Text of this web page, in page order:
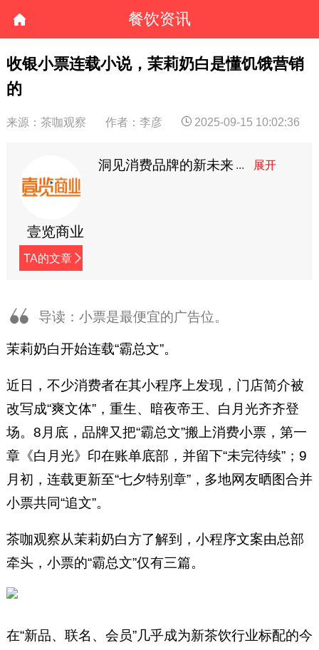
餐饮资讯
收银小票连载小说，茉莉奶白是懂饥饿营销
的
来源：茶咖观察 作者：李彦 2025-09-15 10:02:36
壹览商业
TA的文章
洞见消费品牌的新未来
导读：小票是最便宜的广告位。
茉莉奶白开始连载“霸总文”。
近日，不少消费者在其小程序上发现，门店简介被
改写成“爽文体”，重生、暗夜帝王、白月光齐齐登
场。8月底，品牌又把“霸总文”搬上消费小票，第一
章《白月光》印在账单底部，并留下“未完待续”；9
月初，连载更新至“七夕特别章”，多地网友晒图合并
小票共同“追文”。
茶咖观察从茉莉奶白方了解到，小程序文案由总部
牵头，小票的“霸总文”仅有三篇。
在“新品、联名、会员”几乎成为新茶饮行业标配的今